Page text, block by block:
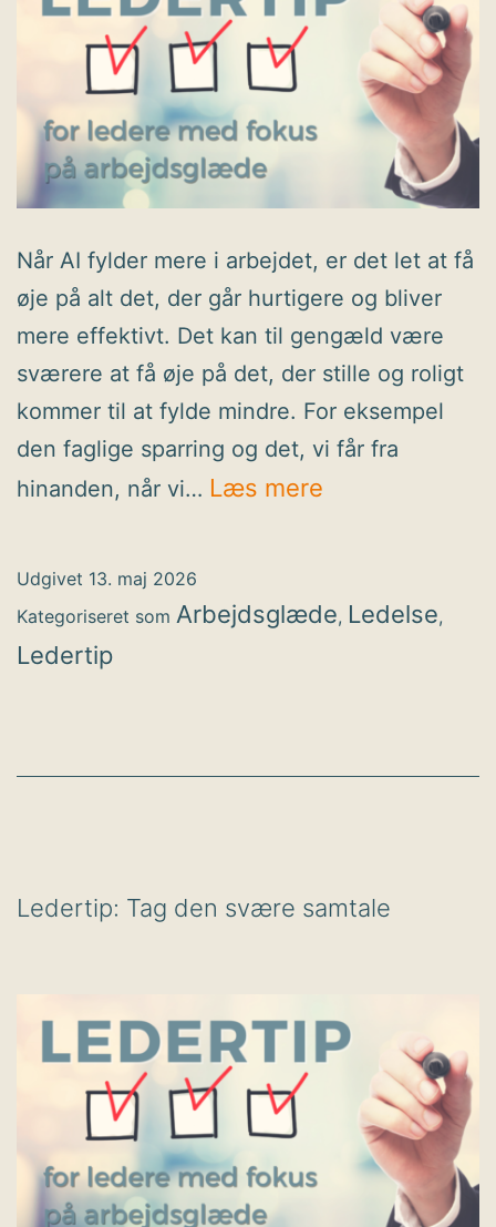
Når AI fylder mere i arbejdet, er det let at få
øje på alt det, der går hurtigere og bliver
mere effektivt. Det kan til gengæld være
sværere at få øje på det, der stille og roligt
kommer til at fylde mindre. For eksempel
den faglige sparring og det, vi får fra
hinanden, når vi… Læs mere
du
i
med
Udgivet 13. maj 2026
Kategoriseret som Arbejdsglæde, Ledelse,
Ledertip
Ledertip: Tag den svære samtale